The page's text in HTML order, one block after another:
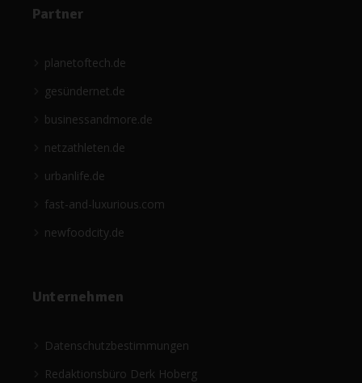
Partner
planetoftech.de
gesündernet.de
businessandmore.de
netzathleten.de
urbanlife.de
fast-and-luxurious.com
newfoodcity.de
Unternehmen
Datenschutzbestimmungen
Redaktionsbüro Derk Hoberg